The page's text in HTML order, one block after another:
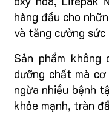
hàng đầu cho
và tăng cường sức
Sản phẩm
dưỡng chất mà
ngừa nhiều bệnh
khỏe mạnh, tràn